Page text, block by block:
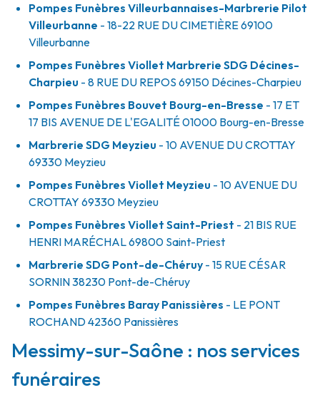
Pompes Funèbres Villeurbannaises-Marbrerie Pilot
Villeurbanne - 18-22 RUE DU CIMETIÈRE69100
Villeurbanne
Pompes Funèbres Viollet Marbrerie SDG Décines-
Charpieu - 8 RUE DU REPOS 69150 Décines-Charpieu
Pompes Funèbres Bouvet Bourg-en-Bresse - 17 ET
17 BIS AVENUE DE L'EGALITÉ01000 Bourg-en-Bresse
Marbrerie SDG Meyzieu - 10 AVENUE DU CROTTAY
69330 Meyzieu
Pompes Funèbres Viollet Meyzieu - 10 AVENUE DU
CROTTAY 69330 Meyzieu
Pompes Funèbres Viollet Saint-Priest - 21 BIS RUE
HENRI MARÉCHAL69800 Saint-Priest
Marbrerie SDG Pont-de-Chéruy - 15 RUE CÉSAR
SORNIN38230 Pont-de-Chéruy
Pompes Funèbres Baray Panissières - LE PONT
ROCHAND42360 Panissières
Messimy-sur-Saône : nos services
funéraires